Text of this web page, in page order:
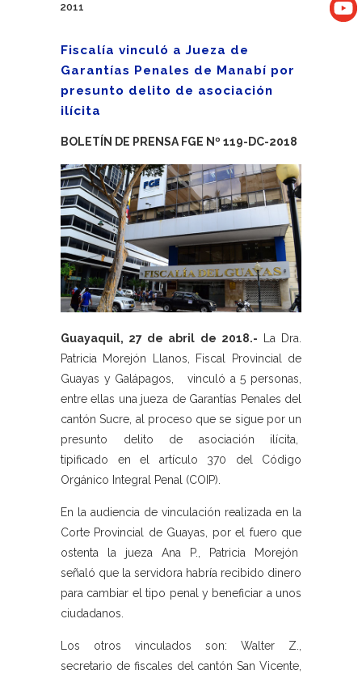
2011
Fiscalía vinculó a Jueza de
Garantías Penales de Manabí por
presunto delito de asociación
ilícita
BOLETÍN DE PRENSA FGE Nº 119-DC-2018
Guayaquil, 27 de abril de 2018.- La Dra.
Patricia Morejón Llanos, Fiscal Provincial de
Guayas y Galápagos, vinculó a 5 personas,
entre ellas una jueza de Garantías Penales del
cantón Sucre, al proceso que se sigue por un
presunto delito de asociación ilícita,
tipificado en el artículo 370 del Código
Orgánico Integral Penal (COIP).
En la audiencia de vinculación realizada en la
Corte Provincial de Guayas, por el fuero que
ostenta la jueza Ana P., Patricia Morejón
señaló que la servidora habría recibido dinero
para cambiar el tipo penal y beneficiar a unos
ciudadanos.
Los otros vinculados son: Walter Z.,
secretario de fiscales del cantón San Vicente,